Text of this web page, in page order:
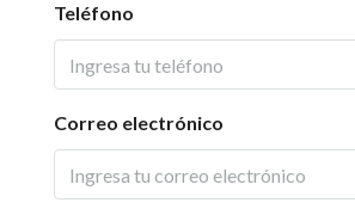
Teléfono
Correo electrónico